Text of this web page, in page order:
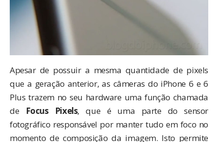
Apesar de possuir a mesma quantidade de pixels
que a geração anterior, as câmeras do iPhone 6 e 6
Plus trazem no seu hardware uma função chamada
de
Focus Pixels, que é uma parte do sensor
fotográfico responsável por manter tudo em foco no
momento de composição da imagem. Isto permite